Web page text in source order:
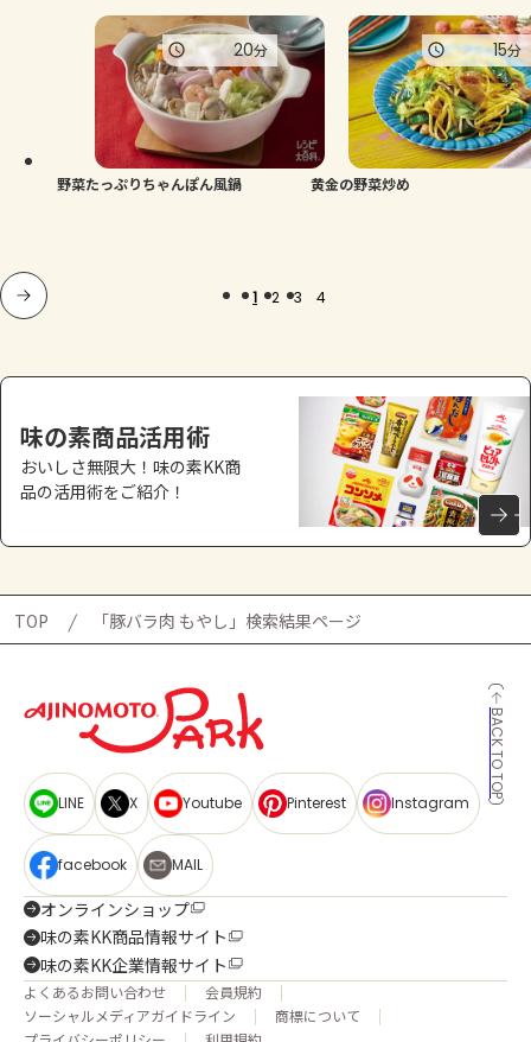
野菜たっぷりちゃんぽん風鍋
20分
黄金の野菜炒め
15分
1 2 3 4
味の素商品活用術
おいしさ無限大！味の素KK商
品の活用術をご紹介！
TOP 「豚バラ肉 もやし」検索結果ページ
BACK TO TOP
LINE X Youtube Pinterest Instagram
facebook MAIL
オンラインショップ
味の素KK商品情報サイト
味の素KK企業情報サイト
よくあるお問い合わせ
会員規約
ソーシャルメディアガイドライン
商標について